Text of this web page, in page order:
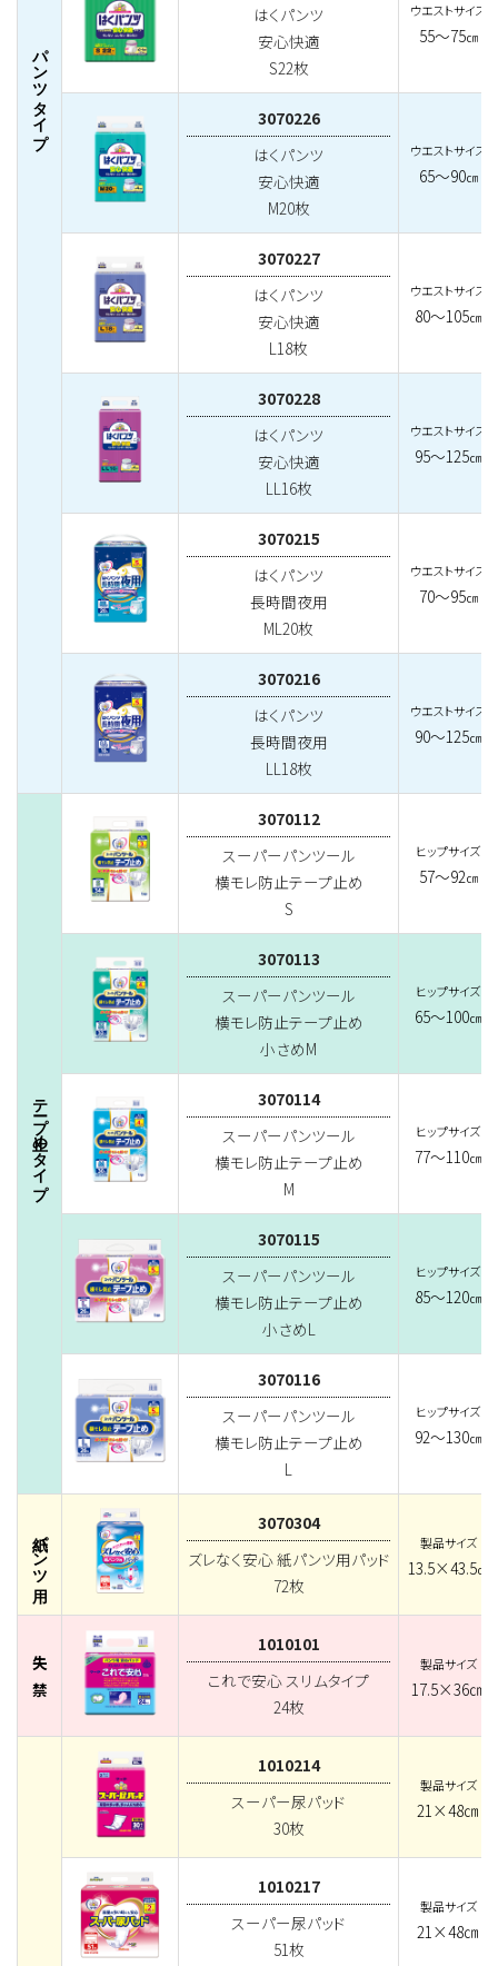
パンツタイプ
はくパンツ
安心快適
S22枚
ウエストサイズ
55～75㎝
3070226
はくパンツ
安心快適
M20枚
ウエストサイズ
65～90㎝
3070227
はくパンツ
安心快適
L18枚
ウエストサイズ
80～105㎝
3070228
はくパンツ
安心快適
LL16枚
ウエストサイズ
95～125㎝
3070215
はくパンツ
長時間夜用
ML20枚
ウエストサイズ
70～95㎝
3070216
はくパンツ
長時間夜用
LL18枚
ウエストサイズ
90～125㎝
テープ止めタイプ
3070112
スーパーパンツール
横モレ防止テープ止め
S
ヒップサイズ
57～92㎝
3070113
スーパーパンツール
横モレ防止テープ止め
小さめM
ヒップサイズ
65～100㎝
3070114
スーパーパンツール
横モレ防止テープ止め
M
ヒップサイズ
77～110㎝
3070115
スーパーパンツール
横モレ防止テープ止め
小さめL
ヒップサイズ
85～120㎝
3070116
スーパーパンツール
横モレ防止テープ止め
L
ヒップサイズ
92～130㎝
紙パンツ用
3070304
ズレなく安心 紙パンツ用パッド
72枚
製品サイズ
13.5×43.5㎝
失
禁
1010101
これで安心 スリムタイプ
24枚
製品サイズ
17.5×36㎝
1010214
スーパー尿パッド
30枚
製品サイズ
21×48㎝
1010217
スーパー尿パッド
51枚
製品サイズ
21×48㎝